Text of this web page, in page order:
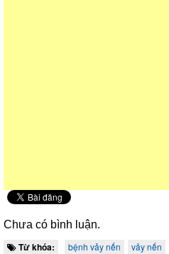
Chưa có bình luận.
Từ khóa: bệnh vảy nến vảy nến